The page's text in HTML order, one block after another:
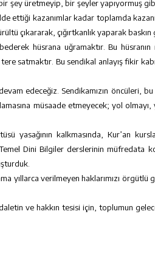
şey üretmeyip, bir şeyler yapıyormuş
ettiği kazanımlar kadar toplamda
çıkararak, çığırtkanlık yaparak baskın
hüsrana uğramaktır. Bu hüsranın
satmaktır. Bu sendikal anlayış fikir
edeceğiz. Sendikamızın öncüleri,
müsaade etmeyecek; yol olmayı,
kalkmasında, Kur’an
Dini Bilgiler derslerinin müfredata
yıllarca verilmeyen haklarımızı örgütlü
ve hakkın tesisi için, toplumun